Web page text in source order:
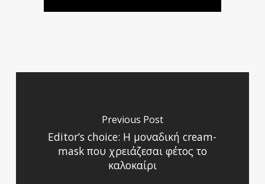
Previous Post
Editor’s choice: Η μοναδική cream-
mask που χρειάζεσαι φέτος το
καλοκαίρι